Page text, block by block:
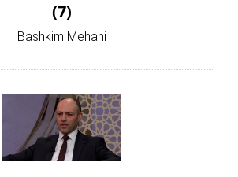
(7)
Bashkim Mehani